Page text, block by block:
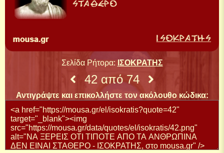
Σελίδα Ρήτορα: ΙΣΟΚΡΑΤΗΣ
42 από 74
Αντιγράψτε και επικολλήστε τον ακόλουθο κώδικα: